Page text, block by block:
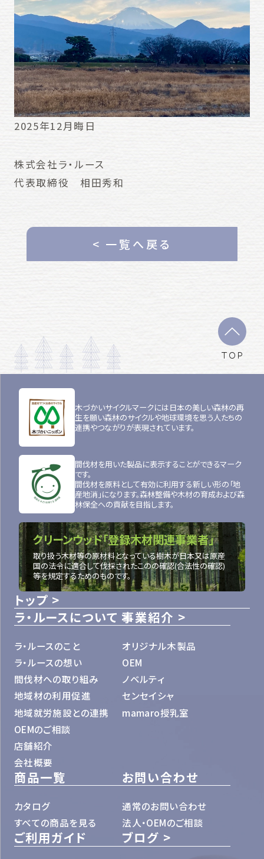
2025年12月晦日
株式会社ラ・ルース
代表取締役 相田秀和
< 一覧へ戻る
TOP
トップ
ラ・ルースについて
ラ・ルースのこと
ラ・ルースの想い
間伐材への取り組み
地域材の利用促進
地域就労施設との連携
OEMのご相談
店舗紹介
会社概要
事業紹介
オリジナル木製品
OEM
ノベルティ
センセイシャ
mamaro授乳室
商品一覧
カタログ
すべての商品を見る
お問い合わせ
通常のお問い合わせ
法人・OEMのご相談
ご利用ガイド ブログ
木づかいサイクルマークには日本の美しい森林の再
生を願い森林のサイクルや地球環境を思う人たちの
連携やつながりが表現されています。
間伐材を用いた製品に表示することができるマーク
です。
間伐材を原料として有効に利用する新しい形の「地
産地消」になります。森林整備や木材の育成および森
林保全への貢献を目指します。
クリーンウッド「登録木材関連事業者」
取り扱う木材等の原材料となっている樹木が日本又は原産
国の法令に適合して伐採されたこのの確認(合法性の確認)
等を規定するためのものです。